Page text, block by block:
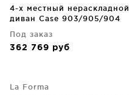
4-х местный нераскладной
диван Case 903/905/904
Под заказ
362 769 руб
La Forma